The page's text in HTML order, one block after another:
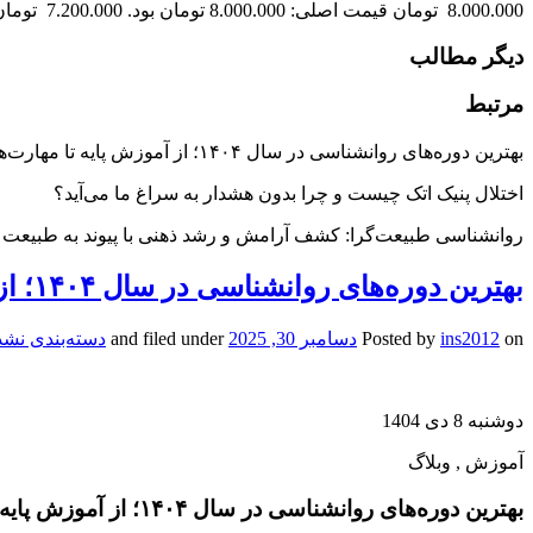
8.000.000 تومان قیمت اصلی: 8.000.000 تومان بود. 7.200.000 تومان قیمت فعلی: 7.200.000 تومان.
دیگر مطالب
مرتبط
بهترین دوره‌های روانشناسی در سال ۱۴۰۴؛ از آموزش پایه تا مهارت‌های تخصصی
اختلال پنیک اتک چیست و چرا بدون هشدار به سراغ ما می‌آید؟
روانشناسی طبیعت‌گرا: کشف آرامش و رشد ذهنی با پیوند به طبیعت
بهترین دوره‌های روانشناسی در سال ۱۴۰۴؛ از آموزش پایه تا مهارت‌های تخصصی
Posted by ins2012 on دسامبر 30, 2025 and filed under دسته‌بندی
دوشنبه 8 دی 1404
آموزش , وبلاگ
بهترین دوره‌های روانشناسی در سال ۱۴۰۴؛ از آموزش پایه تا مهارت‌های تخصصی